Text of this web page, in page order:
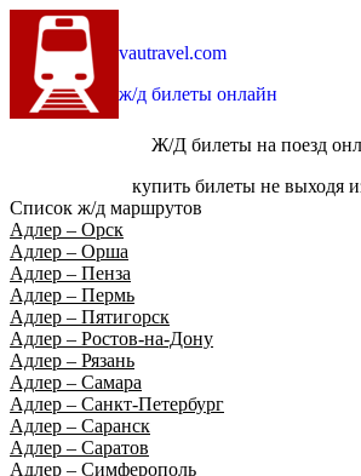
vautravel.com
ж/д билеты онлайн
Ж/Д билеты на поезд
купить билеты не выходя
Список ж/д маршрутов
Адлер – Орск
Адлер – Орша
Адлер – Пенза
Адлер – Пермь
Адлер – Пятигорск
Адлер – Ростов-на-Дону
Адлер – Рязань
Адлер – Самара
Адлер – Санкт-Петербург
Адлер – Саранск
Адлер – Саратов
Адлер – Симферополь